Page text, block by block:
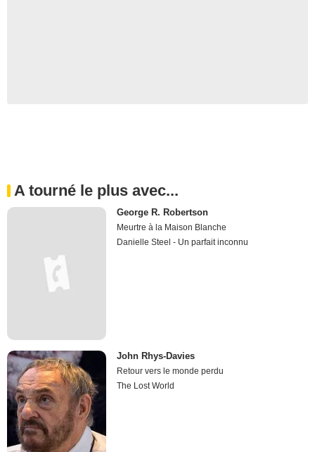
A tourné le plus avec...
George R. Robertson
Meurtre à la Maison Blanche
Danielle Steel - Un parfait inconnu
John Rhys-Davies
Retour vers le monde perdu
The Lost World